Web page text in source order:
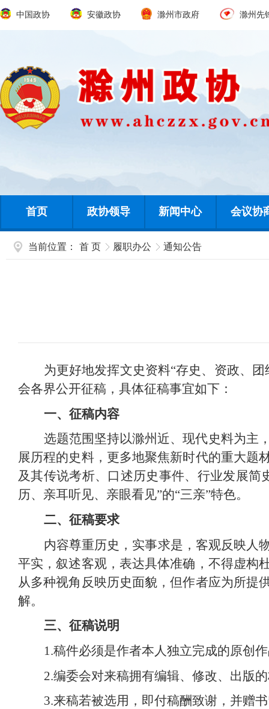
中国政协 安徽政协 滁州市政府 滁州先
首页 政协领导 新闻中心 会议协
当前位置： 首 页 履职办公 通知公告
为更好地发挥文史资料“存史、资政、
会各界公开征稿，具体征稿事宜如下：
一、征稿内容
选题范围坚持以滁州近、现代史料为主
展历程的史料，更多地聚焦新时代的重大题
及其传说考析、口述历史事件、行业发展
历、亲耳听见、亲眼看见”的“三亲”特色。
二、征稿要求
内容尊重历史，实事求是，客观反映人
平实，叙述客观，表达具体准确，不得虚构
从多种视角反映历史面貌，但作者应为所提
解。
三、征稿说明
1.稿件必须是作者本人独立完成的原创
2.编委会对来稿拥有编辑、修改、出版
3.来稿若被选用，即付稿酬致谢，并赠